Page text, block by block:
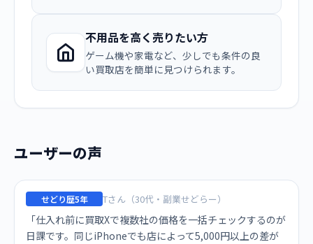
不用品を高く売りたい方
ゲーム機や家電など、少しでも条件の良
い買取店を簡単に見つけられます。
ユーザーの声
せどり歴5年 Tさん（30代・副業せどらー）
「仕入れ前に買取Xで複数社の価格を一括チェックするのが
日課です。同じiPhoneでも店によって5,000円以上の差が